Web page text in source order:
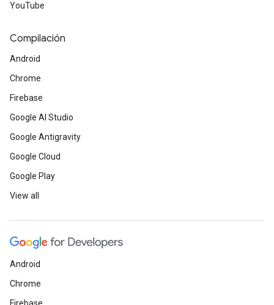
YouTube
Compilación
Android
Chrome
Firebase
Google AI Studio
Google Antigravity
Google Cloud
Google Play
View all
Android
Chrome